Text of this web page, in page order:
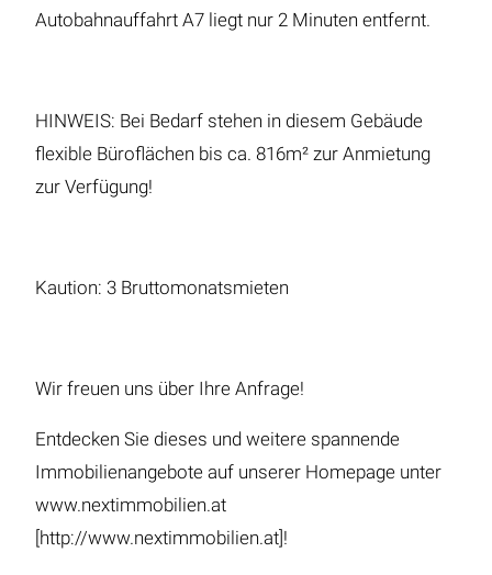
Autobahnauffahrt A7 liegt nur 2 Minuten entfernt.
HINWEIS: Bei Bedarf stehen in diesem Gebäude
flexible Büroflächen bis ca. 816m² zur Anmietung
zur Verfügung!
Kaution: 3 Bruttomonatsmieten
Wir freuen uns über Ihre Anfrage!
Entdecken Sie dieses und weitere spannende
Immobilienangebote auf unserer Homepage unter
www.nextimmobilien.at
[http://www.nextimmobilien.at]!